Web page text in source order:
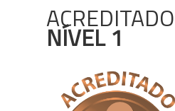
ACREDITADO
NÍVEL 1